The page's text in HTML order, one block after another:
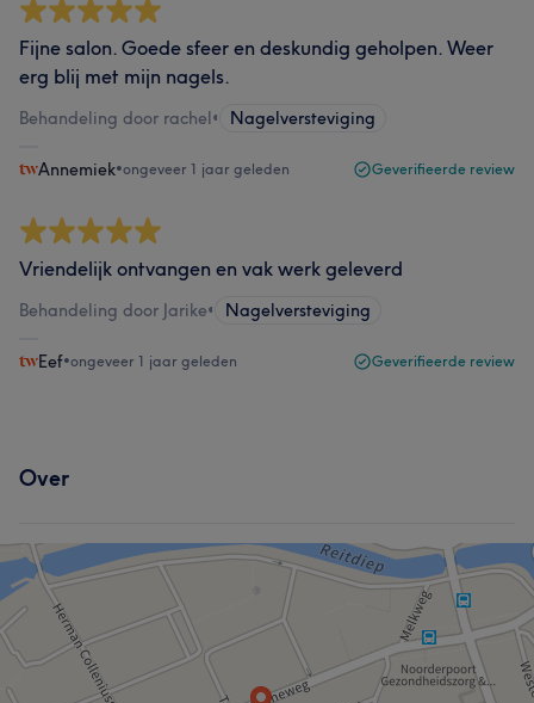
Fijne salon. Goede sfeer en deskundig geholpen. Weer
erg blij met mijn nagels.
Behandeling door rachel• Nagelversteviging
Annemiek•ongeveer 1 jaar geleden Geverifieerde review
Vriendelijk ontvangen en vak werk geleverd
Behandeling door Jarike• Nagelversteviging
Eef•ongeveer 1 jaar geleden Geverifieerde review
Over